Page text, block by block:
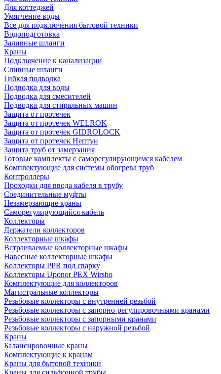
Для коттеджей
Умягчение воды
Все для подключения бытовой техники
Водоподготовка
Заливные шланги
Краны
Подключение к канализации
Сливные шланги
Гибкая подводка
Подводка для воды
Подводка для смесителей
Подводка для стиральных машин
Защита от протечек
Защита от протечек WELROK
Защита от протечек GIDROLOCK
Защита от протечек Нептун
Защита труб от замерзания
Готовые комплекты с саморегулирующимся кабелем
Комплектующие для системы обогрева труб
Контроллеры
Проходки для ввода кабеля в трубу
Соединительные муфты
Незамерзающие краны
Саморегулирующийся кабель
Коллекторы
Держатели коллекторов
Коллекторные шкафы
Встраиваемые коллекторные шкафы
Навесные коллекторные шкафы
Коллекторы PPR под сварку
Коллекторы Uponor PEX Wirsbo
Комплектующие для коллекторов
Магистральные коллекторы
Резьбовые коллекторы с внутренней резьбой
Резьбовые коллекторы с запорно-регулировочными кранами
Резьбовые коллекторы с запорными кранами
Резьбовые коллекторы с наружной резьбой
Краны
Балансировочные краны
Комплектующие к кранам
Краны для бытовой техники
Краны для сильфонной трубы